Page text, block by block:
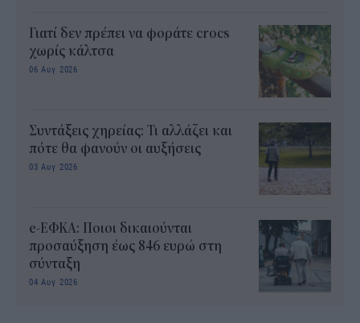
Γιατί δεν πρέπει να φοράτε crocs
χωρίς κάλτσα
06 Αυγ 2026
Συντάξεις χηρείας: Τι αλλάζει και
πότε θα φανούν οι αυξήσεις
03 Αυγ 2026
e-ΕΦΚΑ: Ποιοι δικαιούνται
προσαύξηση έως 846 ευρώ στη
σύνταξη
04 Αυγ 2026